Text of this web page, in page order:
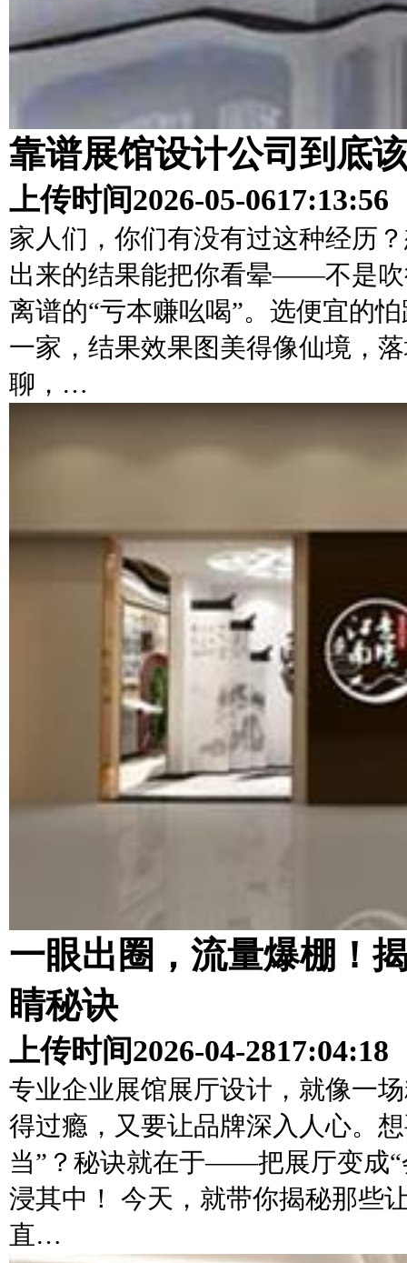
靠谱展馆设计公司到底
上传时间2026-05-0617:13:56
家人们，你们有没有过这种经历
出来的结果能把你看晕——不是吹
离谱的“亏本赚吆喝”。选便宜的
一家，结果效果图美得像仙境，
聊，…
一眼出圈，流量爆棚！
睛秘诀
上传时间2026-04-2817:04:18
专业企业展馆展厅设计，就像一
得过瘾，又要让品牌深入人心。
当”？秘诀就在于——把展厅变成“
浸其中！ 今天，就带你揭秘那些
直…